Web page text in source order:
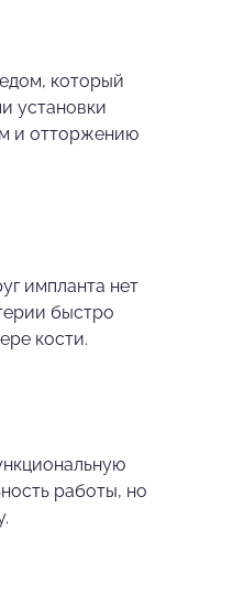
который
установки
и отторжению
импланта нет
быстро
кости.
работы, но